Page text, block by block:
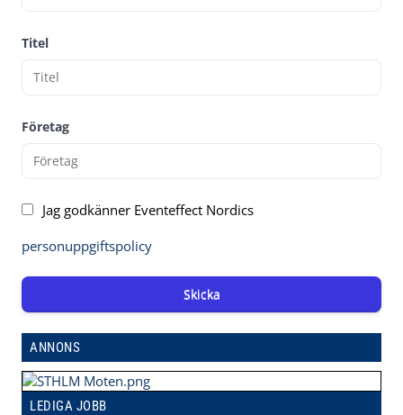
Titel
Företag
Jag godkänner Eventeffect Nordics
personuppgiftspolicy
Skicka
ANNONS
LEDIGA JOBB